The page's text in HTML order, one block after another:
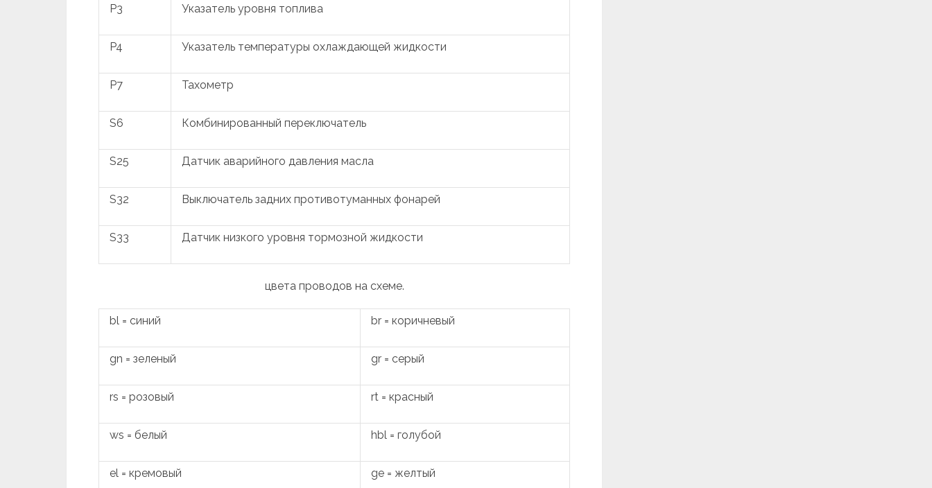
P3 Указатель уровня топлива
P4 Указатель температуры охлаждающей жидкости
P7 Тахометр
S6 Комбинированный переключатель
S25 Датчик аварийного давления масла
S32 Выключатель задних противотуманных фонарей
S33 Датчик низкого уровня тормозной жидкости
цвета проводов на схеме.
bl = синий br = коричневый
gn = зеленый gr = серый
rs = розовый rt = красный
ws = белый hbl = голубой
el = кремовый ge = желтый